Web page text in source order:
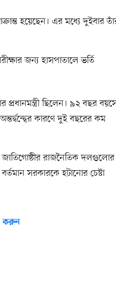
হয়েছেন। এর মধ্যে দুইবার
জন্য হাসপাতালে ভর্তি
ছিলেন। ৯২ বছর
কারণে দুই বছরের কম
জাতিগোষ্ঠীর রাজনৈতিক দলগুলোর
বর্তমান সরকারকে হটানোর চেষ্টা
করুন